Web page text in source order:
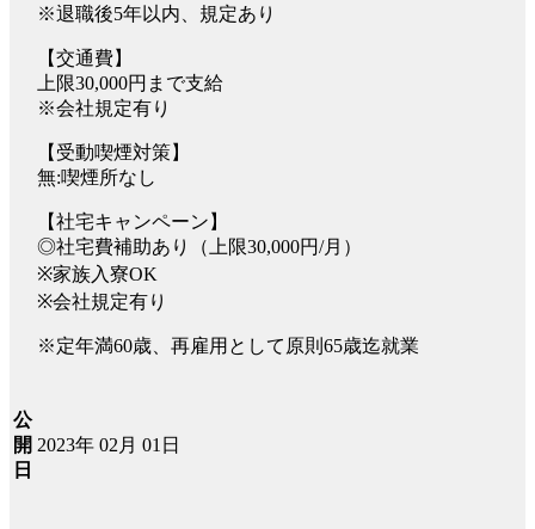
※退職後5年以内、規定あり
【交通費】
上限30,000円まで支給
※会社規定有り
【受動喫煙対策】
無:喫煙所なし
【社宅キャンペーン】
◎社宅費補助あり（上限30,000円/月）
※家族入寮OK
※会社規定有り
※定年満60歳、再雇用として原則65歳迄就業
公
開
日
2023年 02月 01日